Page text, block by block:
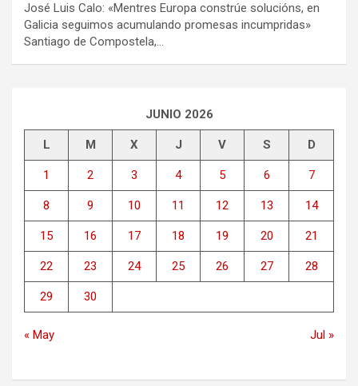
José Luis Calo: «Mentres Europa constrúe solucións, en
Galicia seguimos acumulando promesas incumpridas»
Santiago de Compostela,…
JUNIO 2026
L M X J V S D
1 2 3 4 5 6 7
8 9 10 11 12 13 14
15 16 17 18 19 20 21
22 23 24 25 26 27 28
29 30
« May Jul »